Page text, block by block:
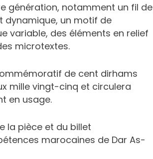
génération, notamment un fil de
dynamique, un motif de
variable, des éléments en relief
microtextes.
de cent dirhams
mille vingt-cinq et circulera
en usage.
la pièce et du billet
marocaines de Dar As-